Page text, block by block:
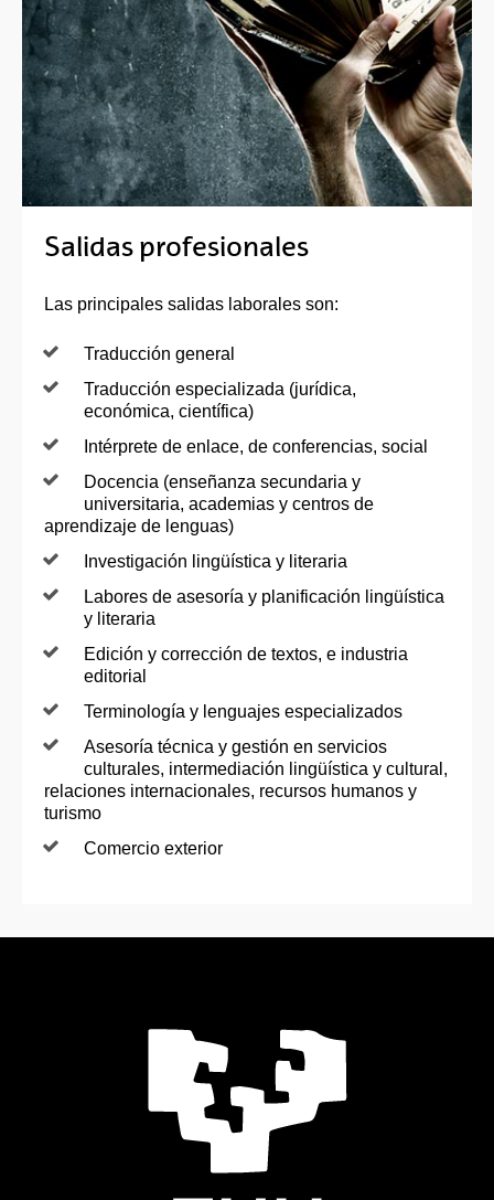
Salidas profesionales
Las principales salidas laborales son:
Traducción general
Traducción especializada (jurídica,
económica, científica)
Intérprete de enlace, de conferencias, social
Docencia (enseñanza secundaria y
universitaria, academias y centros de
aprendizaje de lenguas)
Investigación lingüística y literaria
Labores de asesoría y planificación lingüística
y literaria
Edición y corrección de textos, e industria
editorial
Terminología y lenguajes especializados
Asesoría técnica y gestión en servicios
culturales, intermediación lingüística y cultural,
relaciones internacionales, recursos humanos y
turismo
Comercio exterior